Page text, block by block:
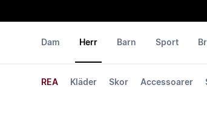
Dam Herr
REA Kläder Skor Accessoarer
Barn Sport